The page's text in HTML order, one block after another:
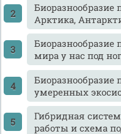
Арктика,
Биоразнообразие
мира у нас под
Биоразнообразие
умеренных
Гибридная
работы и схема